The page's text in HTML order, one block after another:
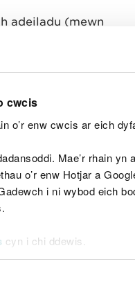
cwcis
o’r enw cwcis ar eich
Mae’r rhain
o’r enw Hotjar a
i ni wybod eich
cyn i chi ddewis.
adeiladu (mewn
agored (4,058)
dir amaethyddol er
diogel (2,246)
planhigion
Cymru a
a
gwastraff. Bydd